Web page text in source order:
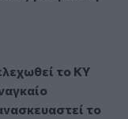
το ΚΥ
το ΚΥ
το